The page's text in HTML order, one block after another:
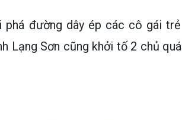
phá đường dây ép các cô gái
Lạng Sơn cũng khởi tố 2 chủ